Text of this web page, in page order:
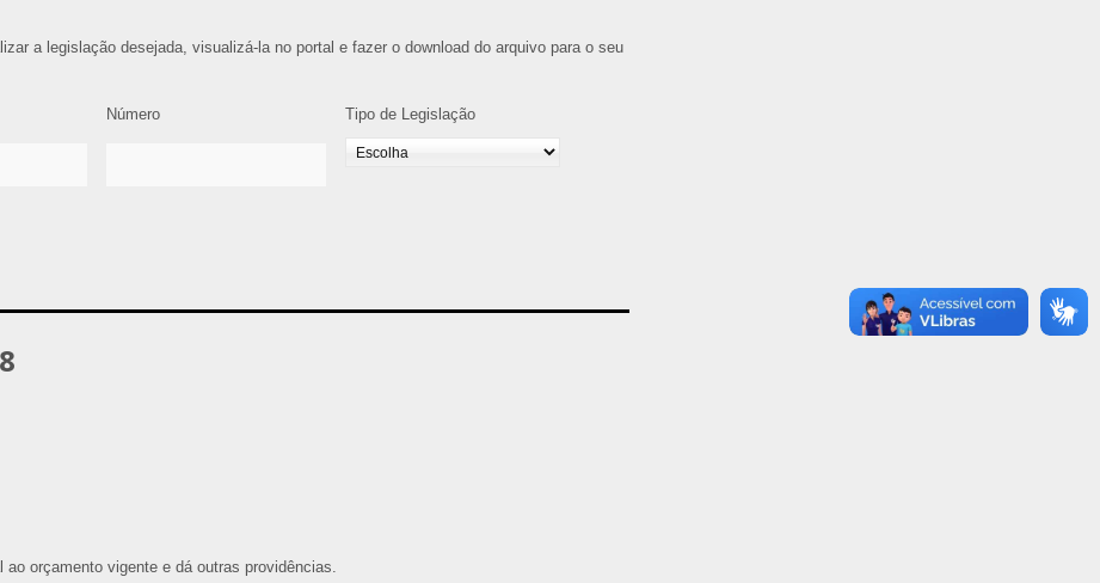
a legislação desejada, visualizá-la no portal e fazer o download do arquivo para o seu
Número Tipo de Legislação
orçamento vigente e dá outras providências.